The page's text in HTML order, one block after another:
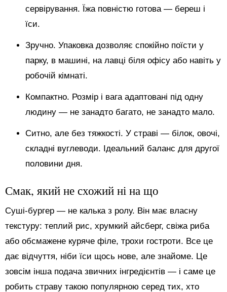
сервірування. Їжа повністю готова — береш і
їси.
Зручно. Упаковка дозволяє спокійно поїсти у
парку, в машині, на лавці біля офісу або навіть у
робочій кімнаті.
Компактно. Розмір і вага адаптовані під одну
людину — не занадто багато, не занадто мало.
Ситно, але без тяжкості. У страві — білок, овочі,
складні вуглеводи. Ідеальний баланс для другої
половини дня.
Смак, який не схожий ні на що
Суші-бургер — не калька з ролу. Він має власну
текстуру: теплий рис, хрумкий айсберг, свіжа риба
або обсмажене куряче філе, трохи гостроти. Все це
дає відчуття, ніби їси щось нове, але знайоме. Це
зовсім інша подача звичних інгредієнтів — і саме це
робить страву такою популярною серед тих, хто